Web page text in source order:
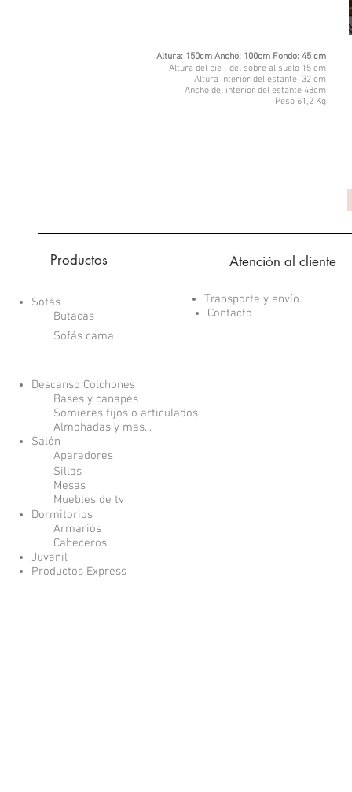
Altura: 150cm Ancho: 100cm Fondo: 45 cm
Altura del pie - del sobre al suelo 15 cm
Altura interior del estante 32 cm
Ancho del interior del estante 48cm
Peso 61,2 Kg
Productos
Sofás
Butacas
Sofás cama
Atención al cliente
Transporte y envío.
Contacto
Descanso Colchones
Bases y canapés
Somieres fijos o articulados
Almohadas y mas...
Salón
Aparadores
Sillas
Mesas
Muebles de tv
Dormitorios
Armarios
Cabeceros
Juvenil
Productos Express